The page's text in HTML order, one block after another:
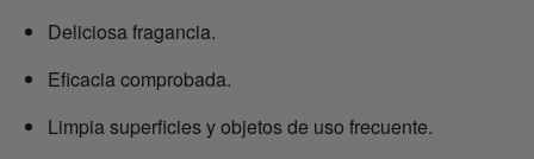
Deliciosa fragancia.
Eficacia comprobada.
Limpia superficies y objetos de uso frecuente.